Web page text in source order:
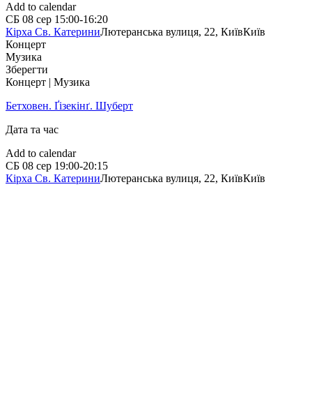
Add to calendar
СБ 08 сер 15:00-16:20
Кірха Св. КатериниЛютеранська вулиця, 22, КиївКиїв
Концерт
Музика
Зберегти
Концерт | Музика
Бетховен. Ґізекінґ. Шуберт
Дата та час
Add to calendar
СБ 08 сер 19:00-20:15
Кірха Св. КатериниЛютеранська вулиця, 22, КиївКиїв